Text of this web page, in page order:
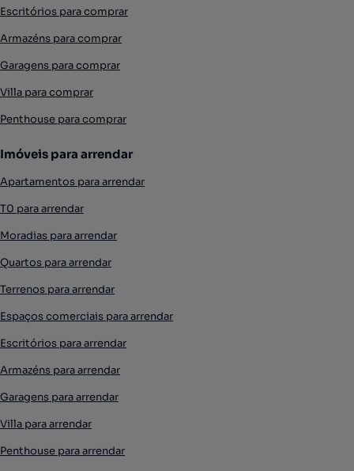
Escritórios para comprar
Armazéns para comprar
Garagens para comprar
Villa para comprar
Penthouse para comprar
Imóveis para arrendar
Apartamentos para arrendar
T0 para arrendar
Moradias para arrendar
Quartos para arrendar
Terrenos para arrendar
Espaços comerciais para arrendar
Escritórios para arrendar
Armazéns para arrendar
Garagens para arrendar
Villa para arrendar
Penthouse para arrendar